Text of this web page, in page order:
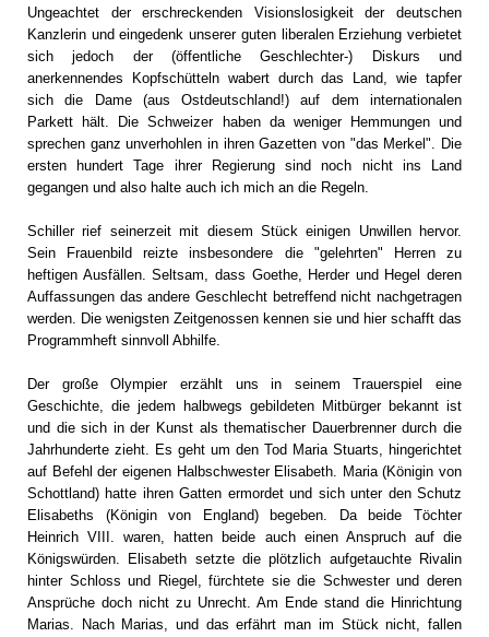
Ungeachtet der erschreckenden Visionslosigkeit der deutschen
Kanzlerin und eingedenk unserer guten liberalen Erziehung verbietet
sich jedoch der (öffentliche Geschlechter-) Diskurs und
anerkennendes Kopfschütteln wabert durch das Land, wie tapfer
sich die Dame (aus Ostdeutschland!) auf dem internationalen
Parkett hält. Die Schweizer haben da weniger Hemmungen und
sprechen ganz unverhohlen in ihren Gazetten von "das Merkel". Die
ersten hundert Tage ihrer Regierung sind noch nicht ins Land
gegangen und also halte auch ich mich an die Regeln.
Schiller rief seinerzeit mit diesem Stück einigen Unwillen hervor.
Sein Frauenbild reizte insbesondere die "gelehrten" Herren zu
heftigen Ausfällen. Seltsam, dass Goethe, Herder und Hegel deren
Auffassungen das andere Geschlecht betreffend nicht nachgetragen
werden. Die wenigsten Zeitgenossen kennen sie und hier schafft das
Programmheft sinnvoll Abhilfe.
Der große Olympier erzählt uns in seinem Trauerspiel eine
Geschichte, die jedem halbwegs gebildeten Mitbürger bekannt ist
und die sich in der Kunst als thematischer Dauerbrenner durch die
Jahrhunderte zieht. Es geht um den Tod Maria Stuarts, hingerichtet
auf Befehl der eigenen Halbschwester Elisabeth. Maria (Königin von
Schottland) hatte ihren Gatten ermordet und sich unter den Schutz
Elisabeths (Königin von England) begeben. Da beide Töchter
Heinrich VIII. waren, hatten beide auch einen Anspruch auf die
Königswürden. Elisabeth setzte die plötzlich aufgetauchte Rivalin
hinter Schloss und Riegel, fürchtete sie die Schwester und deren
Ansprüche doch nicht zu Unrecht. Am Ende stand die Hinrichtung
Marias. Nach Marias, und das erfährt man im Stück nicht, fallen